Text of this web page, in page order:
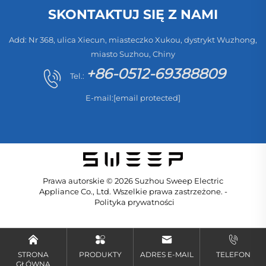
SKONTAKTUJ SIĘ Z NAMI
Add: Nr 368, ulica Xiecun, miasteczko Xukou, dystrykt Wuzhong,
miasto Suzhou, Chiny
Tel.: +86-0512-69388809
E-mail:[email protected]
Prawa autorskie © 2026 Suzhou Sweep Electric
Appliance Co., Ltd. Wszelkie prawa zastrzeżone. -
Polityka prywatności
STRONA
GŁÓWNA
PRODUKTY ADRES E-MAIL TELEFON